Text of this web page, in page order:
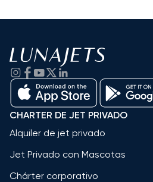
CHARTER DE JET PRIVADO
Alquiler de jet privado
Jet Privado con Mascotas
Chárter corporativo